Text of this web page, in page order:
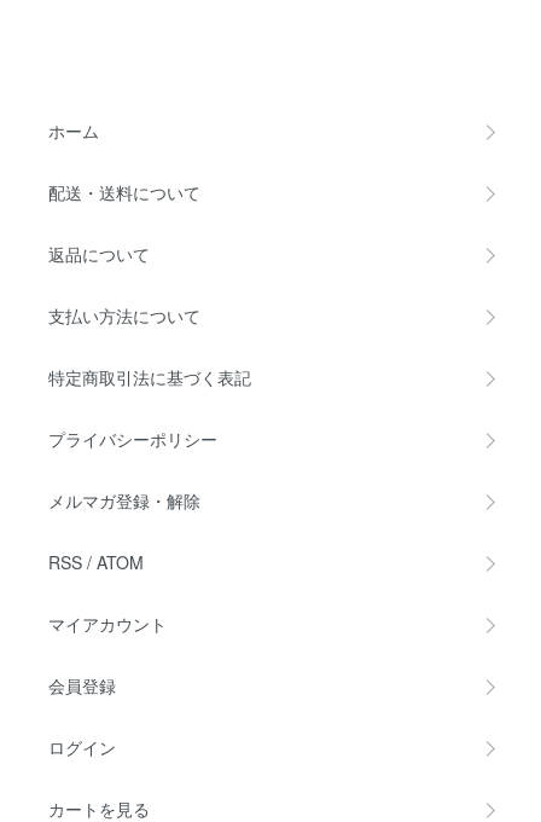
ホーム
配送・送料について
返品について
支払い方法について
特定商取引法に基づく表記
プライバシーポリシー
メルマガ登録・解除
RSS / ATOM
マイアカウント
会員登録
ログイン
カートを見る